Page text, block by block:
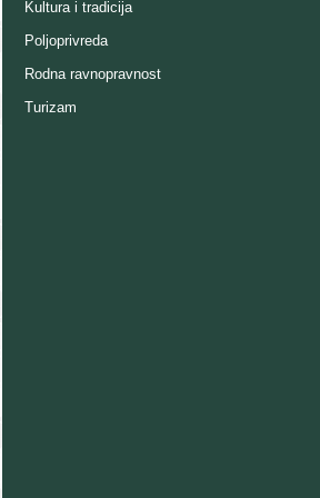
Kultura i tradicija
Poljoprivreda
Rodna ravnopravnost
Turizam